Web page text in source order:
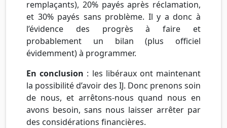
remplaçants), 20% payés après réclamation,
et 30% payés sans problème. Il y a donc à
l’évidence des progrès à faire et
probablement un bilan (plus officiel
évidemment) à programmer.
En conclusion : les libéraux ont maintenant
la possibilité d’avoir des IJ. Donc prenons soin
de nous, et arrêtons-nous quand nous en
avons besoin, sans nous laisser arrêter par
des considérations financières.